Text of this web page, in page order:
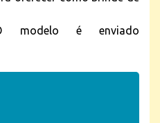
modelo é enviado